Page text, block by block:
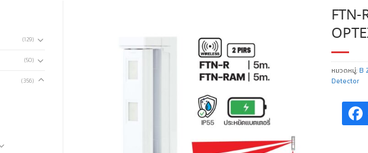
(129)
(50)
(356)
FTN-
หมวดหมู่: B
Detector